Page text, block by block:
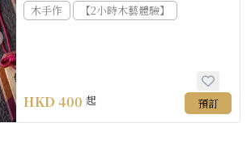
木手作 【2小時木藝體驗】
HKD400 起 預訂